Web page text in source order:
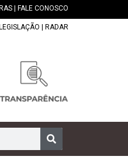
FALE CONOSCO
LEGISLAÇÃO RADAR